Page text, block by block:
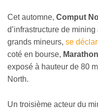
Cet automne, Comput
d’infrastructure de
grands mineurs, se
coté en bourse,
exposé à hauteur de 80
North.
Un troisième acteur du